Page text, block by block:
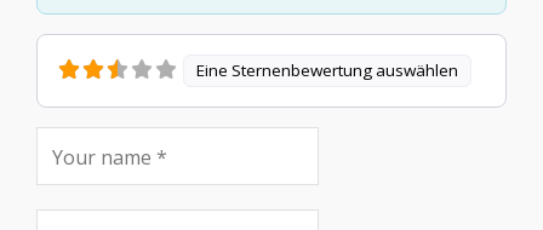
Eine Sternenbewertung auswählen